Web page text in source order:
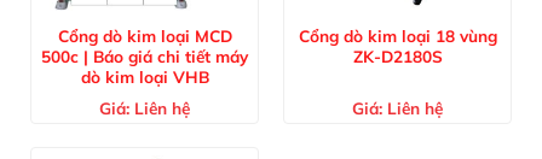
Cổng dò kim loại MCD
500c | Báo giá chi tiết máy
dò kim loại VHB
Giá: Liên hệ
Cổng dò kim loại 18 vùng
ZK-D2180S
Giá: Liên hệ